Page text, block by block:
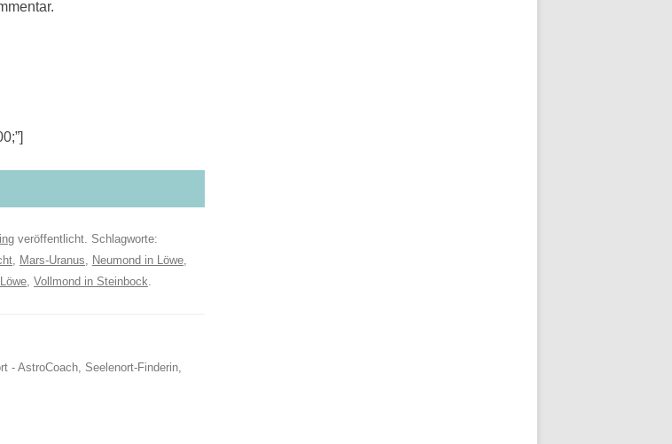
veröffentlicht. Schlagworte:
, Mars-Uranus, Neumond in Löwe,
, Vollmond in Steinbock.
- AstroCoach, Seelenort-Finderin,